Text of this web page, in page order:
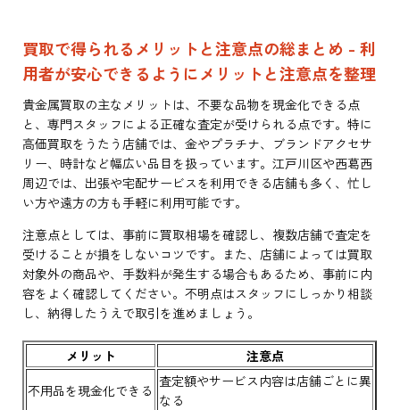
買取で得られるメリットと注意点の総まとめ - 利
用者が安心できるようにメリットと注意点を整理
貴金属買取の主なメリットは、不要な品物を現金化できる点
と、専門スタッフによる正確な査定が受けられる点です。特に
高価買取をうたう店舗では、金やプラチナ、ブランドアクセサ
リー、時計など幅広い品目を扱っています。江戸川区や西葛西
周辺では、出張や宅配サービスを利用できる店舗も多く、忙し
い方や遠方の方も手軽に利用可能です。
注意点としては、事前に買取相場を確認し、複数店舗で査定を
受けることが損をしないコツです。また、店舗によっては買取
対象外の商品や、手数料が発生する場合もあるため、事前に内
容をよく確認してください。不明点はスタッフにしっかり相談
し、納得したうえで取引を進めましょう。
メリット
注意点
不用品を現金化できる
査定額やサービス内容は店舗ごとに異
なる